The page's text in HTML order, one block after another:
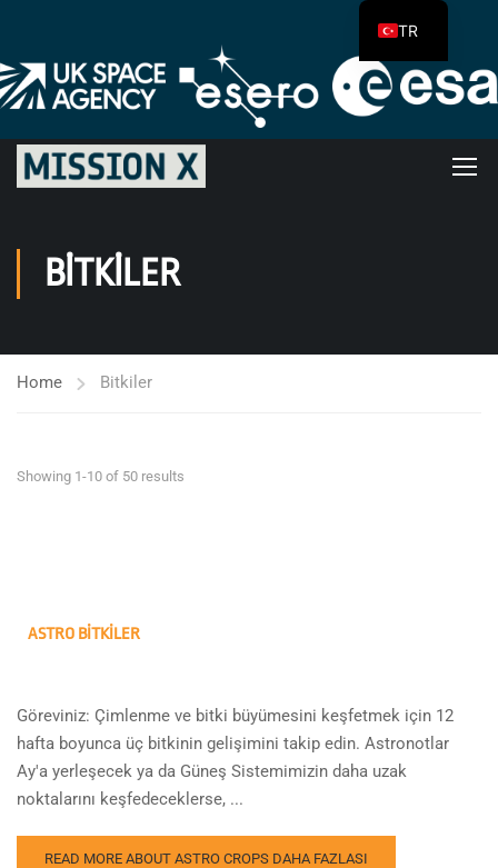
BITKILER
Home Bitkiler
Showing 1-10 of 50 results
ASTRO BITKILER
Göreviniz: Çimlenme ve bitki büyümesini keşfetmek için 12
hafta boyunca üç bitkinin gelişimini takip edin. Astronotlar
Ay'a yerleşecek ya da Güneş Sistemimizin daha uzak
noktalarını keşfedeceklerse, ...
READ MORE ABOUT ASTRO CROPS DAHA FAZLASI
TR